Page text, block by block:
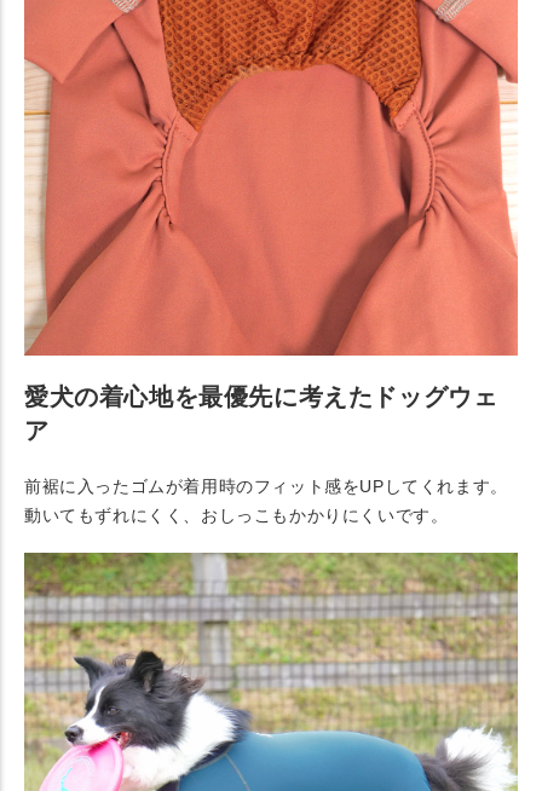
愛犬の着心地を最優先に考えたドッグウェ
ア
前裾に入ったゴムが着用時のフィット感をUPしてくれます。
動いてもずれにくく、おしっこもかかりにくいです。